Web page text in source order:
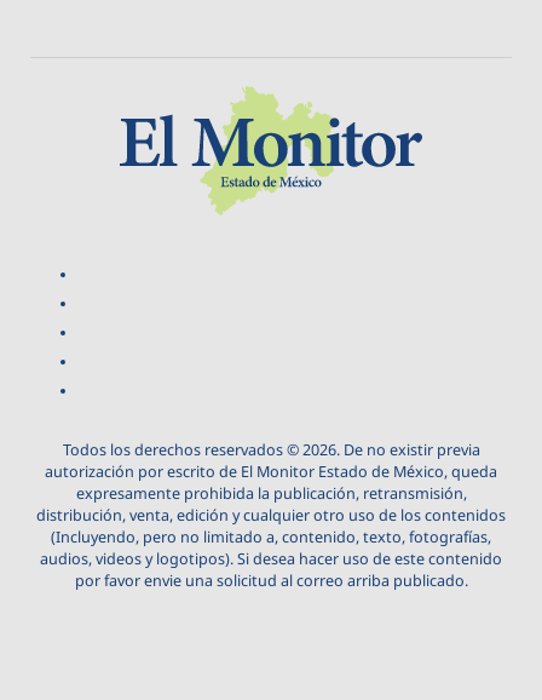
Todos los derechos reservados © 2026. De no existir previa
autorización por escrito de El Monitor Estado de México, queda
expresamente prohibida la publicación, retransmisión,
distribución, venta, edición y cualquier otro uso de los contenidos
(Incluyendo, pero no limitado a, contenido, texto, fotografías,
audios, videos y logotipos). Si desea hacer uso de este contenido
por favor envie una solicitud al correo arriba publicado.